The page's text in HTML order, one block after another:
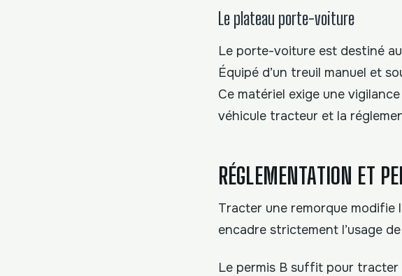
Le plateau porte-voiture
Le porte-voiture est destiné
Équipé d’un treuil manuel et
Ce matériel exige une
véhicule tracteur et la
RÉGLEMENTATION ET
Tracter une remorque modifie
encadre strictement l’usage
Le permis B suffit pour tracter